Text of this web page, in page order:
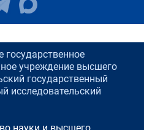
учреждение высшего
государственный
исследовательский
науки и высшего